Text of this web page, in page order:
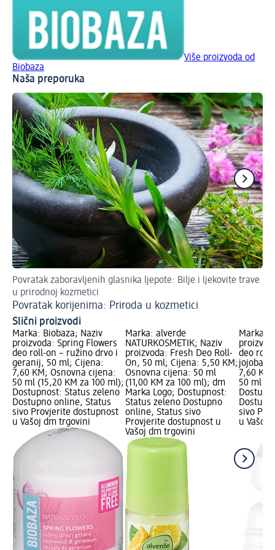
Više proizvoda od
Biobaza
Naša preporuka
Povratak zaboravljenih glasnika ljepote: Bilje i ljekovite trave
u prirodnoj kozmetici
Povratak korijenima: Priroda u kozmetici
Slični proizvodi
Marka: Biobaza; Naziv
proizvoda: Spring Flowers
deo roll-on – ružino drvo i
geranij, 50 ml; Cijena:
7,60 KM; Osnovna cijena:
50 ml (15,20 KM za 100 ml);
Dostupnost: Status zeleno
Dostupno online, Status
sivo Provjerite dostupnost
u Vašoj dm trgovini
Marka: alverde
NATURKOSMETIK; Naziv
proizvoda: Fresh Deo Roll-
On, 50 ml; Cijena: 5,50 KM;
Osnovna cijena: 50 ml
(11,00 KM za 100 ml); dm
Marka Logo; Dostupnost:
Status zeleno Dostupno
online, Status sivo
Provjerite dostupnost u
Vašoj dm trgovini
Marka:
deo roll-
jojoba,
7,60
50 ml
sivo
u Vašoj